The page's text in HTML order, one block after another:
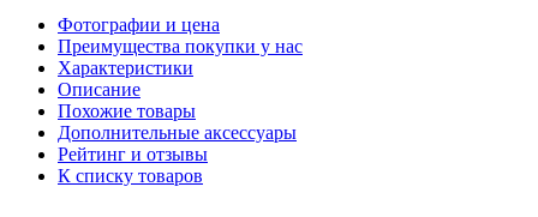
Фотографии и цена
Преимущества покупки у нас
Характеристики
Описание
Похожие товары
Дополнительные аксессуары
Рейтинг и отзывы
К списку товаров